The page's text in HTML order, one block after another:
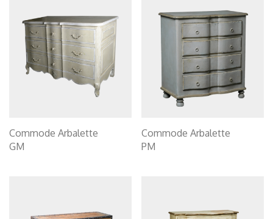
Commode Arbalette
GM
Commode Arbalette
PM